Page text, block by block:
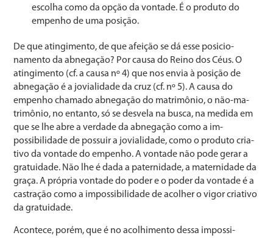
escolha como da opção da vontade. É o produto do
empenho de uma posição.
De que atingimento, de que afeição se dá esse posicio­
namento da abnegação? Por causa do Reino dos Céus. O
atingimento (cf. a causa nº 4) que nos envia à posição de
abnegação é a jovialidade da cruz (cf. nº 5). A causa do
empenho chamado abnegação do matrimônio, o não-ma­
trimônio, no entanto, só se desvela na busca, na medida em
que se lhe abre a verdade da abnegação como a im­
possibilidade de possuir a jovialidade, como o produto cria­
tivo da vontade do empenho. A vontade não pode gerar a
gratuidade. Não lhe é dada a paternidade, a maternida­de da
graça. A própria vontade do poder e o poder da vontade é a
castração como a impossibilidade de acolher o vigor criativo
da gratuidade.
Acontece, porém, que é no acolhimento dessa impossi­